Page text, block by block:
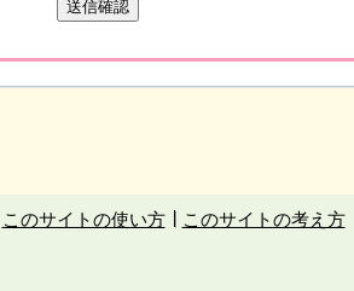
このサイトの使い方 このサイトの考え方